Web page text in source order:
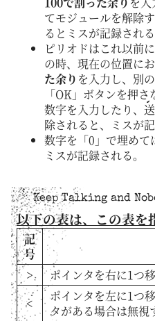
てモジュールを解除
るとミスが記録される
ピリオドはこれ以前
の時、現在の位置に
た余り を入力し、別
「OK」ボタンを押
数字を入力したり、
除されると、ミスが記
数字を「0」で埋めて
ミスが記録される。
Keep Talking and
以下の表は、この表を
記
号
>
ポインタを右に1つ移
<
ポインタを左に1つ
タがある場合は無視